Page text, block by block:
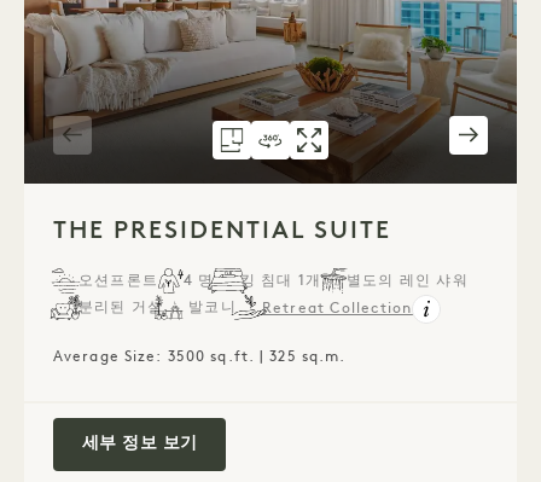
평면도 1286 THE PRESIDENTIAL
360도 투어 1286 THE
갤러리 1286 THE
THE PRESIDENTIAL SUITE
오션프론트 4 명 킹 침대 1개
별도의 레인 샤워
분리된 거실
발코니 Retreat Collection
Average Size: 3500 sq.ft. | 325 sq.m.
세부 정보 보기